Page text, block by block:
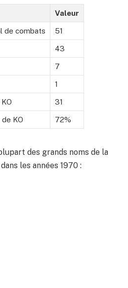
Valeur
de combats 51
43
7
1
31
KO 72%
des grands noms de la
les années 1970 :